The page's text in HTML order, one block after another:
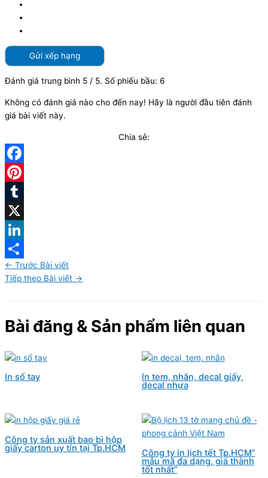
Gửi xếp hạng
Đánh giá trung bình 5 / 5. Số phiếu bầu: 6
Không có đánh giá nào cho đến nay! Hãy là người đầu tiên đánh
giá bài viết này.
Chia sẻ:
← Trước Bài viết
Tiếp theo Bài viết →
Bài đăng & Sản phẩm liên quan
In sổ tay In tem, nhãn, decal giấy,
decal nhựa
Công ty sản xuất bao bì hộp
giấy carton uy tín tại Tp.HCM Công ty in lịch tết Tp.HCM”
mẫu mã đa dạng, giá thành
tốt nhất”